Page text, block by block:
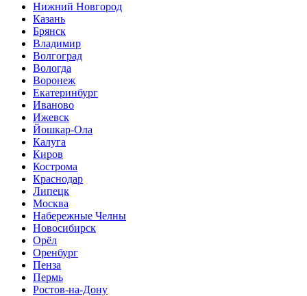
Нижний Нoвгород
Казань
Брянск
Владимир
Волгоград
Вологда
Воронеж
Екатеринбург
Иваново
Ижевск
Йошкар-Ола
Калуга
Киров
Кострома
Краснодар
Липецк
Москва
Набережные Челны
Новосибирск
Орёл
Оренбург
Пенза
Пермь
Ростов-на-Дону